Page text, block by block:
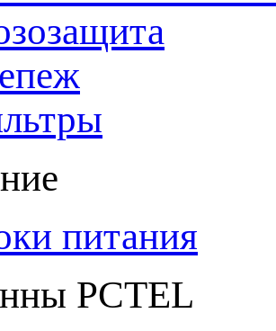
питания
PCTEL